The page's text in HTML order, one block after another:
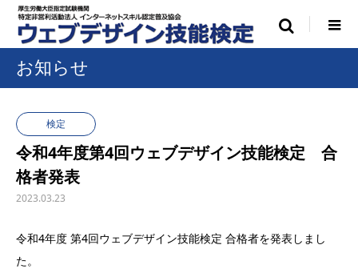
お知らせ
検定
令和4年度第4回ウェブデザイン技能検定 合
格者発表
2023.03.23
令和4年度 第4回ウェブデザイン技能検定 合格者を発表しまし
た。